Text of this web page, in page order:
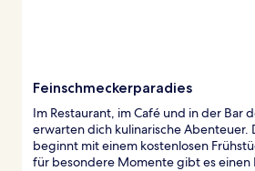
Feinschmeckerparadies
Im Restaurant, im Café und in der Bar
erwarten dich kulinarische Abenteuer.
beginnt mit einem kostenlosen
für besondere Momente gibt es einen